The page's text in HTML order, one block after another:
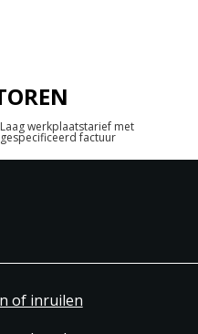
Laag werkplaatstarief met
gespecificeerd factuur
of inruilen